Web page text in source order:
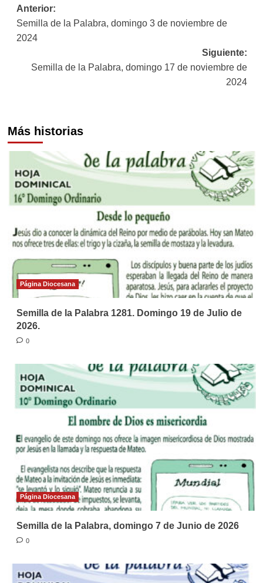
Navegación
de
Anterior:
Semilla de la Palabra, domingo 3 de noviembre de
2024
Siguiente:
Semilla de la Palabra, domingo 17 de noviembre de
2024
Más historias
Página Diocesana
Semilla de la Palabra 1281. Domingo 19 de Julio de
2026.
0
Página Diocesana
Semilla de la Palabra, domingo 7 de Junio de 2026
0